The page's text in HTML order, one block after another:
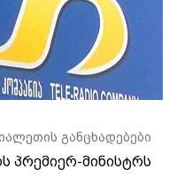
განცხადებები
პრემიერ-მინისტრს